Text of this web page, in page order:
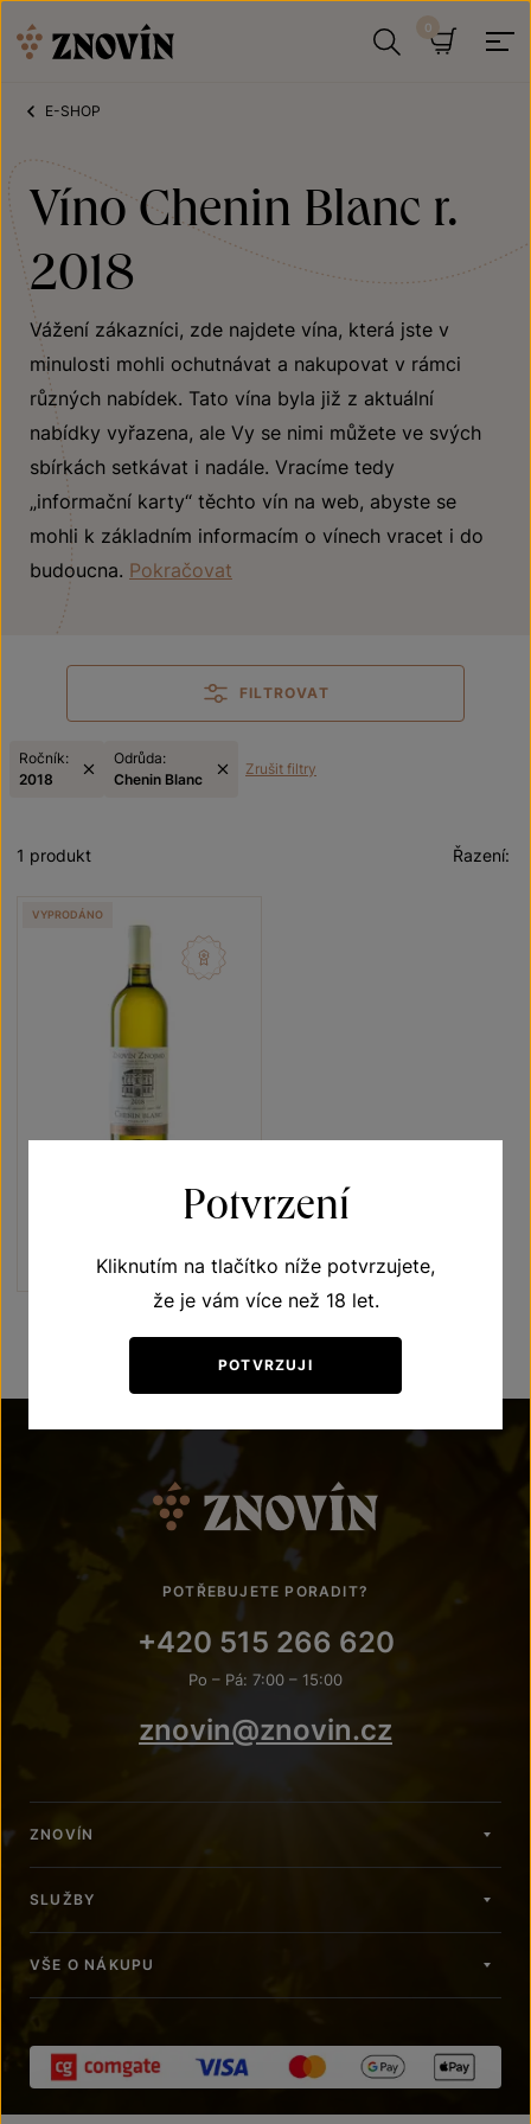
E-SHOP
Víno Chenin Blanc r.
2018
Vážení zákazníci, zde najdete vína, která jste v
minulosti mohli ochutnávat a nakupovat v rámci
různých nabídek. Tato vína byla již z aktuální
nabídky vyřazena, ale Vy se nimi můžete ve svých
sbírkách setkávat i nadále. Vracíme tedy
„informační karty“ těchto vín na web, abyste se
mohli k základním informacím o vínech vracet i do
budoucna. Pokračovat
FILTROVAT
Ročník:
2018
Odrůda:
Chenin Blanc
Zrušit filtry
Řazení:
1 produkt
Chenin blanc
Šarže 8360
VYPRODÁNO
POTŘEBUJETE PORADIT?
+420 515 266 620
Po – Pá: 7:00 – 15:00
znovin@znovin.cz
ZNOVÍN
SLUŽBY
VŠE O NÁKUPU
Potvrzení
Kliknutím na tlačítko níže potvrzujete,
že je vám více než 18 let.
POTVRZUJI